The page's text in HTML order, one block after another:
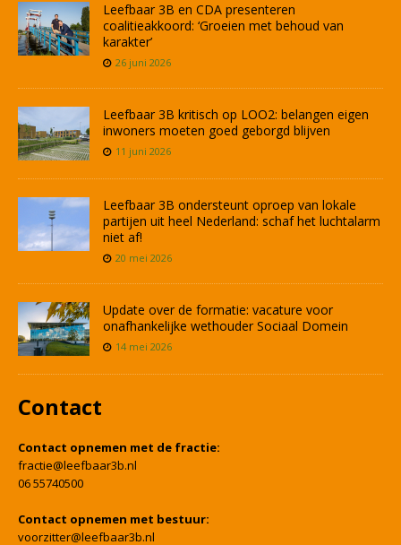
Leefbaar 3B en CDA presenteren
coalitieakkoord: ‘Groeien met behoud van
karakter’
26 juni 2026
Leefbaar 3B kritisch op LOO2: belangen eigen
inwoners moeten goed geborgd blijven
11 juni 2026
Leefbaar 3B ondersteunt oproep van lokale
partijen uit heel Nederland: schaf het luchtalarm
niet af!
20 mei 2026
Update over de formatie: vacature voor
onafhankelijke wethouder Sociaal Domein
14 mei 2026
Contact
Contact opnemen met de fractie:
fractie@leefbaar3b.nl
06 55740500
Contact opnemen met bestuur:
voorzitter@leefbaar3b.nl